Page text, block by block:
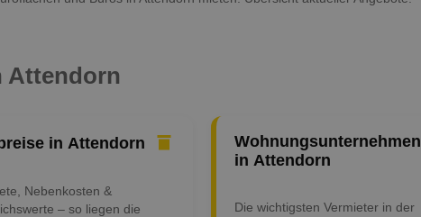
Attendorn
in Attendorn
Nebenkosten &
– so liegen die
Wohnungsunternehmen
in Attendorn
Die wichtigsten Vermieter in der